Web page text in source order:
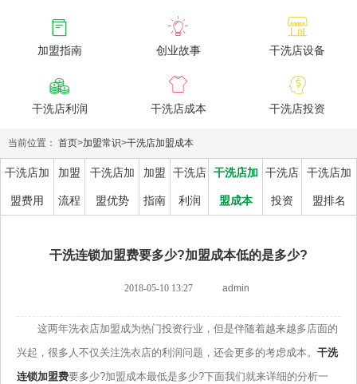

加盟指南

创业故事

干洗店设备

干洗店利润

干洗店成本

干洗店投资
当前位置： 首页>加盟常识>干洗店加盟成本
干洗店加
盟费用
加盟
流程
干洗店加
盟优势
加盟
指南
干洗店
利润
干洗店加
盟成本
干洗店
投资
干洗店加
盟排名
干洗连锁加盟费要多少?加盟成本低的是多少?
2018-05-10 13:27 admin
这两年洗衣店加盟成为热门投资行业，但是伴随着越来越多店面的
兴起，很多人不仅关注洗衣店的利润问题，还会更多的考虑成本。 干洗
连锁加盟费要多少?加盟成本最低是多少?下面我们就来详细的分析一